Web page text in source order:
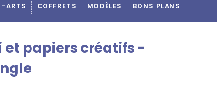
ARTS COFFRETS MODÈLES BONS PLANS
et papiers créatifs -